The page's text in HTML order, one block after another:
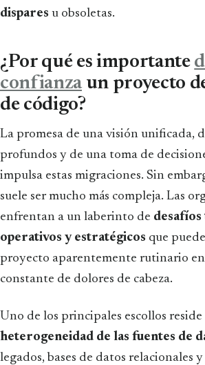
dispares u obsoletas.
¿Por qué es importante
confianzaun proyecto
de código?
La promesa de una visión unificada,
profundos y de una toma de
impulsa estas migraciones. Sin
suele ser mucho más compleja. Las
enfrentan a un laberinto de desafíos
operativos y estratégicos que
proyecto aparentemente rutinario
constante de dolores de cabeza.
Uno de los principales escollos reside
heterogeneidad de las fuentes de
legados, bases de datos relacionales